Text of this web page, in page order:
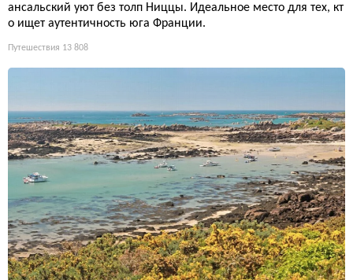
ансальский уют без толп Ниццы. Идеальное место для тех, кт
о ищет аутентичность юга Франции.
Путешествия 13 808